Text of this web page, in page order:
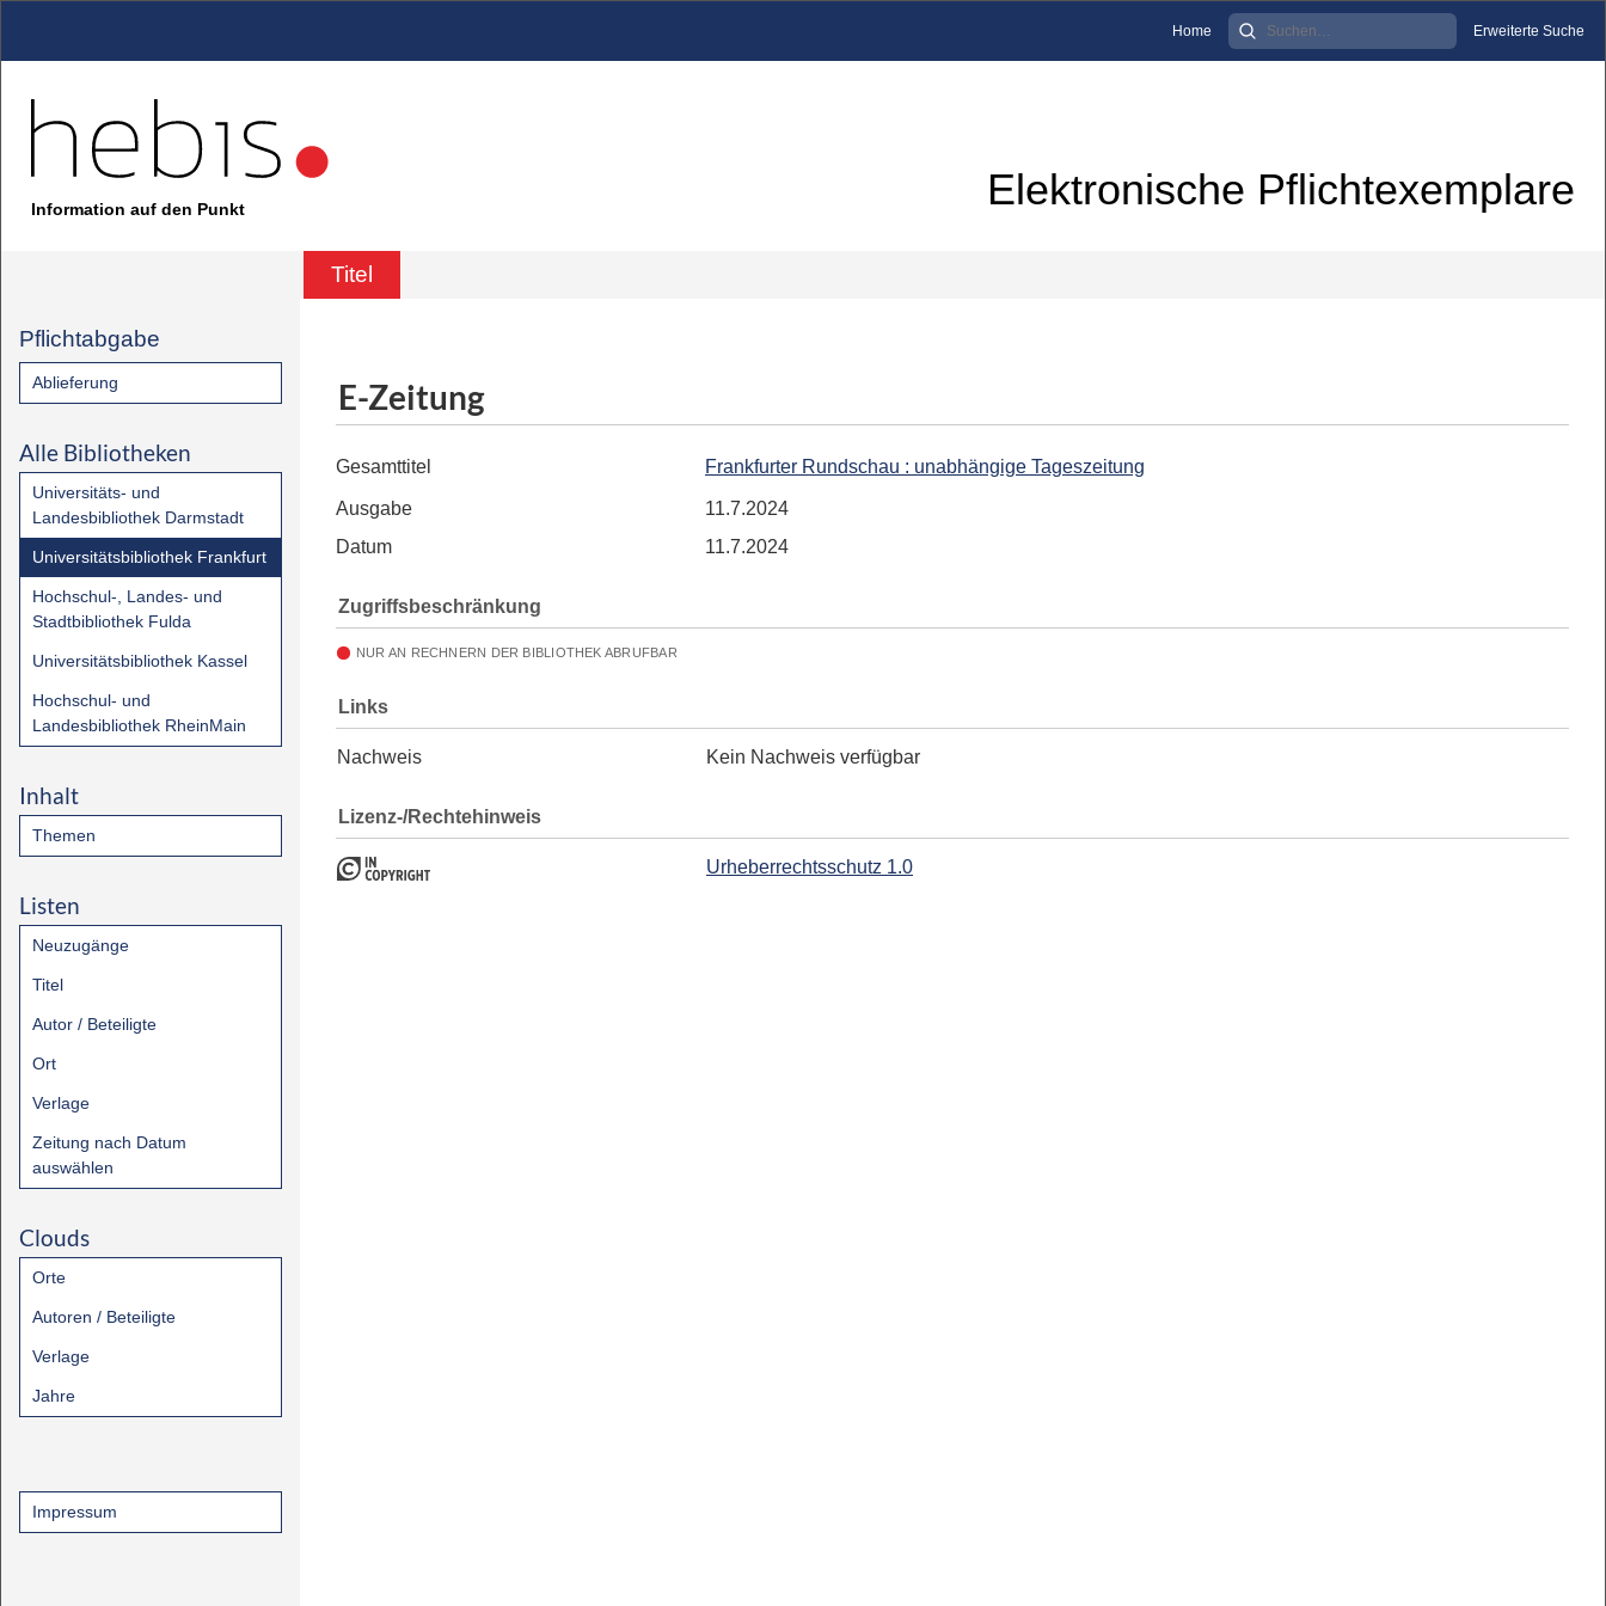
Home Erweiterte Suche
Information auf den Punkt Elektronische Pflichtexemplare
Titel
Pflichtabgabe
Ablieferung
Alle Bibliotheken
Universitäts- und
Landesbibliothek Darmstadt
Universitätsbibliothek Frankfurt
Hochschul-, Landes- und
Stadtbibliothek Fulda
Universitätsbibliothek Kassel
Hochschul- und
Landesbibliothek RheinMain
Inhalt
Themen
Listen
Neuzugänge
Titel
Autor / Beteiligte
Ort
Verlage
Zeitung nach Datum
auswählen
Clouds
Orte
Autoren / Beteiligte
Verlage
Jahre
Impressum
E-Zeitung
Gesamttitel Frankfurter Rundschau : unabhängige Tageszeitung
Ausgabe
11.7.2024
Datum
11.7.2024
Zugriffsbeschränkung
NUR AN RECHNERN DER BIBLIOTHEK ABRUFBAR
Links
Nachweis Kein Nachweis verfügbar
Lizenz-/Rechtehinweis
Urheberrechtsschutz 1.0